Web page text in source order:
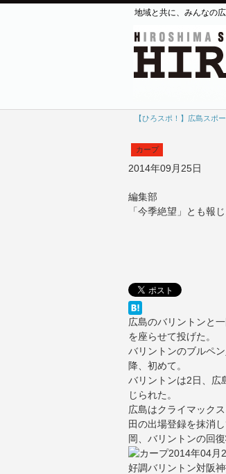
地域と共に、みんなの
【ひろスポ！】広島スポ
カープ
2014年09月25日
編集部
「今季絶望」とも報
広島のバリントンと
を座らせて投げた。
バリントンのブルペ
降、初めて。
バリントンは2日、広
じられた。
広島はクライマック
田の出場登録を抹消
岡、バリントンの回
2014年04月
好調バリントン対阪